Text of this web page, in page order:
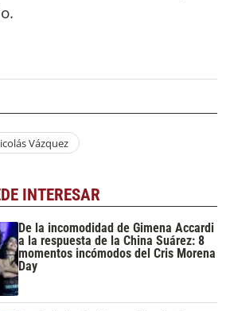
Vázquez
INTERESAR
De la incomodidad de Gimena Accardi
a la respuesta de la China Suárez: 8
momentos incómodos del Cris Morena
Day